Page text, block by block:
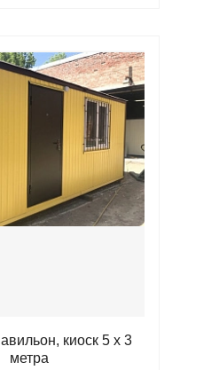
киоск 5 х 3
метра